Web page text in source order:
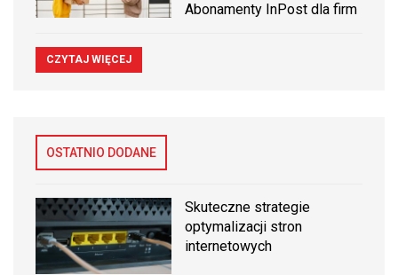
Abonamenty InPost dla firm
CZYTAJ WIĘCEJ
OSTATNIO DODANE
Skuteczne strategie
optymalizacji stron
internetowych